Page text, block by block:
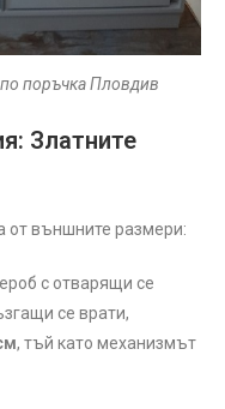
поръчка Пловдив
Златните
от външните размери:
с отварящи се
се врати,
, тъй като механизмът